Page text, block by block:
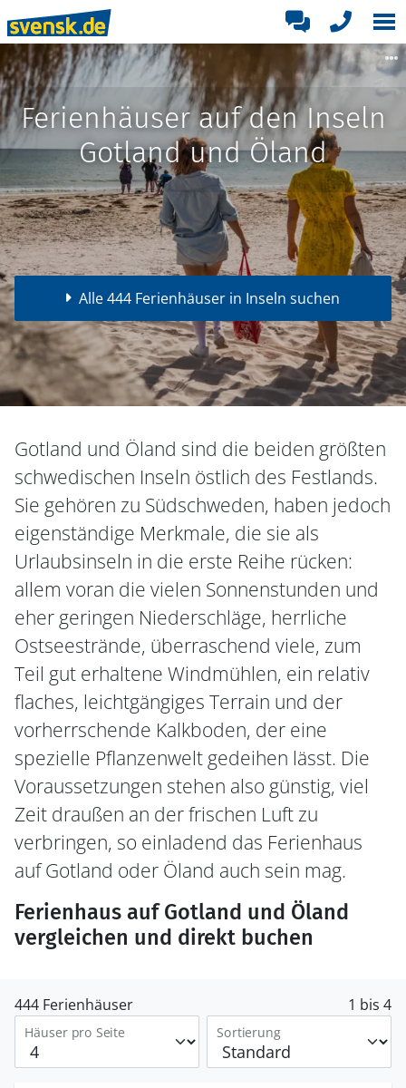
Ferienhäuser auf den Inseln
Gotland und Öland
Alle 444 Ferienhäuser in Inseln suchen
Gotland und Öland sind die beiden größten
schwedischen Inseln östlich des Festlands.
Sie gehören zu Südschweden, haben jedoch
eigenständige Merkmale, die sie als
Urlaubsinseln in die erste Reihe rücken:
allem voran die vielen Sonnenstunden und
eher geringen Niederschläge, herrliche
Ostseestrände, überraschend viele, zum
Teil gut erhaltene Windmühlen, ein relativ
flaches, leichtgängiges Terrain und der
vorherrschende Kalkboden, der eine
spezielle Pflanzenwelt gedeihen lässt. Die
Voraussetzungen stehen also günstig, viel
Zeit draußen an der frischen Luft zu
verbringen, so einladend das Ferienhaus
auf Gotland oder Öland auch sein mag.
Ferienhaus auf Gotland und Öland
vergleichen und direkt buchen
444 Ferienhäuser 1 bis 4
Häuser pro Seite Sortierung